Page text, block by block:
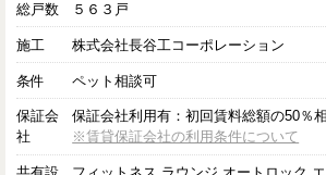
総戸数 ５６３戸
施工 株式会社長谷工コーポレーション
条件 ペット相談可
保証会
社
保証会社利用有：初回賃料総額の50％
※賃貸保証会社の利用条件について